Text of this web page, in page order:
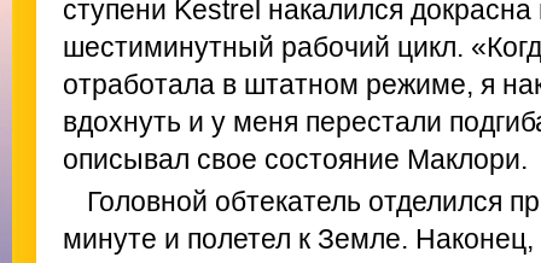
ступени Kestrel накалился
шестиминутный рабочий цикл.
отработала в штатном режиме, я
вдохнуть и у меня перестали
описывал свое состояние Маклори.
Головной обтекатель отделился
минуте и полетел к Земле.